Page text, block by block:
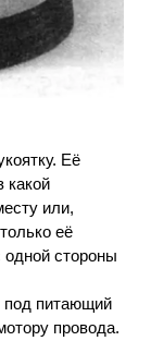
Её
какой
или,
её
одной стороны
под питающий
провода.